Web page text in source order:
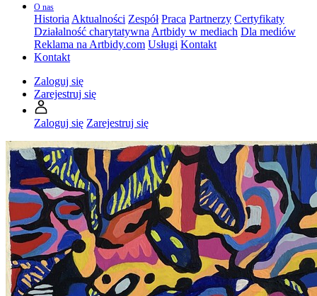
O nas
Historia Aktualności Zespół Praca Partnerzy Certyfikaty
Działalność charytatywna Artbidy w mediach Dla mediów
Reklama na Artbidy.com Usługi Kontakt
Kontakt
Zaloguj się
Zarejestruj się
Zaloguj się Zarejestruj się